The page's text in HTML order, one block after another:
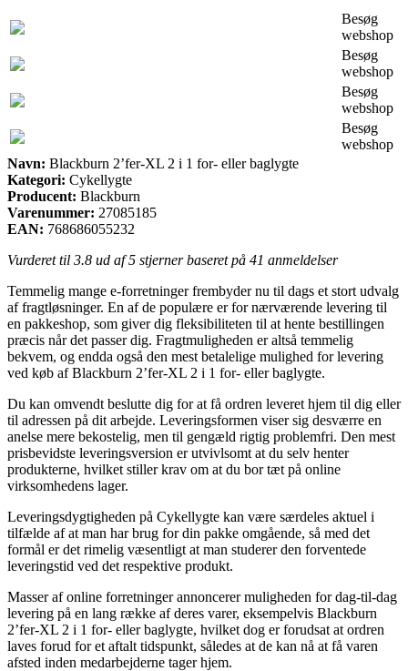
Besøg
webshop
Besøg
webshop
Besøg
webshop
Besøg
webshop
Navn: Blackburn 2’fer-XL 2 i 1 for- eller baglygte
Kategori: Cykellygte
Producent: Blackburn
Varenummer: 27085185
EAN: 768686055232
Vurderet til 3.8 ud af 5 stjerner baseret på 41 anmeldelser
Temmelig mange e-forretninger frembyder nu til dags et stort udvalg
af fragtløsninger. En af de populære er for nærværende levering til
en pakkeshop, som giver dig fleksibiliteten til at hente bestillingen
præcis når det passer dig. Fragtmuligheden er altså temmelig
bekvem, og endda også den mest betalelige mulighed for levering
ved køb af Blackburn 2’fer-XL 2 i 1 for- eller baglygte.
Du kan omvendt beslutte dig for at få ordren leveret hjem til dig eller
til adressen på dit arbejde. Leveringsformen viser sig desværre en
anelse mere bekostelig, men til gengæld rigtig problemfri. Den mest
prisbevidste leveringsversion er utvivlsomt at du selv henter
produkterne, hvilket stiller krav om at du bor tæt på online
virksomhedens lager.
Leveringsdygtigheden på Cykellygte kan være særdeles aktuel i
tilfælde af at man har brug for din pakke omgående, så med det
formål er det rimelig væsentligt at man studerer den forventede
leveringstid ved det respektive produkt.
Masser af online forretninger annoncerer muligheden for dag-til-dag
levering på en lang række af deres varer, eksempelvis Blackburn
2’fer-XL 2 i 1 for- eller baglygte, hvilket dog er forudsat at ordren
laves forud for et aftalt tidspunkt, således at de kan nå at få varen
afsted inden medarbejderne tager hjem.